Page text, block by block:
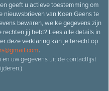
geeft u actieve toestemming om
van Koen Geens te
bewaren, welke gegevens zijn
jij hebt? Lees alle details in
deze verklaring kan je terecht op
.
uw gegevens uit de contactlijst